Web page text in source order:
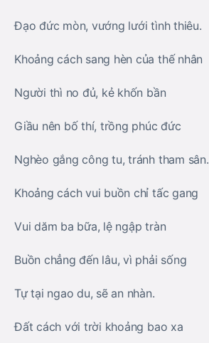
Đạo đức mòn, vướng lưới tình thiêu.
Khoảng cách sang hèn của thế nhân
Người thì no đủ, kẻ khốn bần
Giầu nên bố thí, trồng phúc đức
Nghèo gắng công tu, tránh tham sân.
Khoảng cách vui buồn chỉ tấc gang
Vui dăm ba bữa, lệ ngập tràn
Buồn chẳng đến lâu, vì phải sống
Tự tại ngao du, sẽ an nhàn.
Đất cách với trời khoảng bao xa